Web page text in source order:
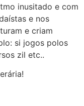
inusitado e com
e nos
e criam
si jogos polos
zil etc..